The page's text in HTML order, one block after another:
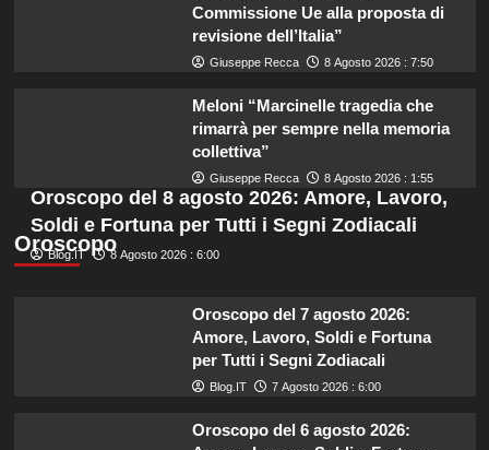
Commissione Ue alla proposta di
revisione dell’Italia”
Giuseppe Recca 8 Agosto 2026 : 7:50
Meloni “Marcinelle tragedia che
rimarrà per sempre nella memoria
collettiva”
Giuseppe Recca 8 Agosto 2026 : 1:55
Oroscopo
Oroscopo del 8 agosto 2026: Amore, Lavoro,
Soldi e Fortuna per Tutti i Segni Zodiacali
Blog.IT 8 Agosto 2026 : 6:00
Oroscopo del 7 agosto 2026:
Amore, Lavoro, Soldi e Fortuna
per Tutti i Segni Zodiacali
Blog.IT 7 Agosto 2026 : 6:00
Oroscopo del 6 agosto 2026: